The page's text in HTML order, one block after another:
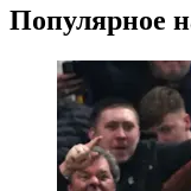
Популярное